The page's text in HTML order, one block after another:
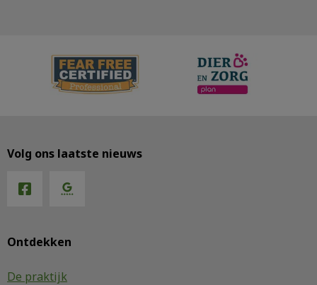
Ontdekken
De praktijk
Volg ons laatste nieuws